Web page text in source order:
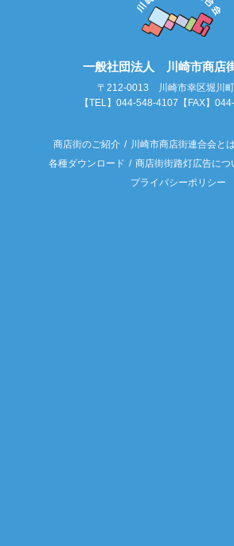
一般社団法人 川崎市商店
〒212-0013 川崎市幸区堀川
【TEL】044-548-4107【FAX】
商店街のご紹介 川崎市商店街連合会とは
各種ダウンロード
商店街街路灯広告につ
プライバシーポリシー